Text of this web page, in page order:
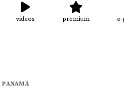
videos premium
PANAMÁ